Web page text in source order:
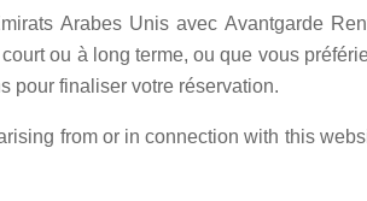
Arabes Unis avec Avantgarde
ou à long terme, ou que vous
pour finaliser votre réservation.
from or in connection with this